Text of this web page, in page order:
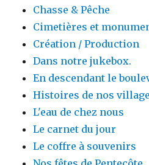
Chasse & Pêche
Cimetières et
Création / Production
Dans notre jukebox.
En descendant le
Histoires de nos
L'eau de chez nous
Le carnet du jour
Le coffre à souvenirs